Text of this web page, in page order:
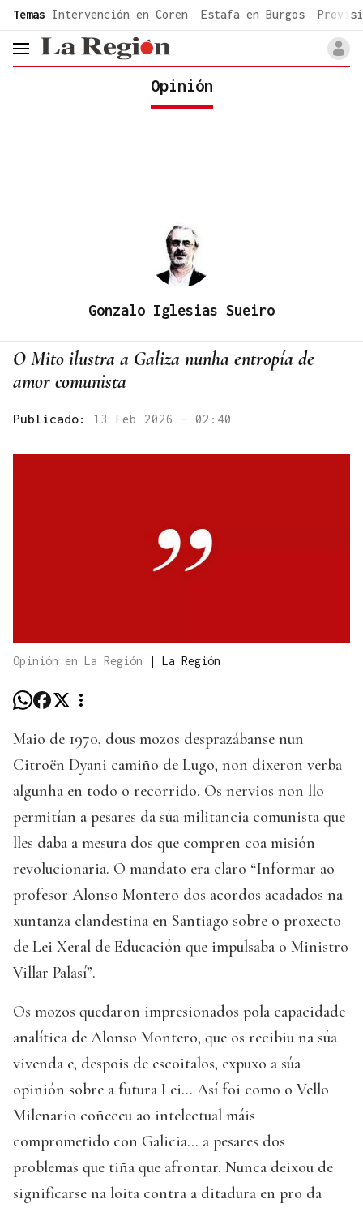
common.go-to-content
Temas Intervención en Coren Estafa en Burgos
header.menu.open
Opinión
Gonzalo Iglesias Sueiro
O Mito ilustra a Galiza nunha entropía de
amor comunista
Publicado: 13 Feb 2026 - 02:40
Opinión en La Región | La Región
Maio de 1970, dous mozos desprazábanse nun
Citroën Dyani camiño de Lugo, non dixeron verba
algunha en todo o recorrido. Os nervios non llo
permitían a pesares da súa militancia comunista que
lles daba a mesura dos que compren coa misión
revolucionaria. O mandato era claro “Informar ao
profesor Alonso Montero dos acordos acadados na
xuntanza clandestina en Santiago sobre o proxecto
de Lei Xeral de Educación que impulsaba o Ministro
Villar Palasí”.
Os mozos quedaron impresionados pola capacidade
analítica de Alonso Montero, que os recibiu na súa
vivenda e, despois de escoitalos, expuxo a súa
opinión sobre a futura Lei… Así foi como o Vello
Milenario coñeceu ao intelectual máis
comprometido con Galicia... a pesares dos
problemas que tiña que afrontar. Nunca deixou de
significarse na loita contra a ditadura en pro da